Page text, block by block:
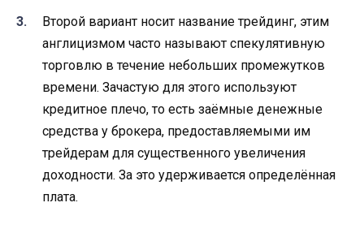
Второй вариант носит название трейдинг, этим
англицизмом часто называют спекулятивную
торговлю в течение небольших промежутков
времени. Зачастую для этого используют
кредитное плечо, то есть заёмные денежные
средства у брокера, предоставляемыми им
трейдерам для существенного увеличения
доходности. За это удерживается определённая
плата.